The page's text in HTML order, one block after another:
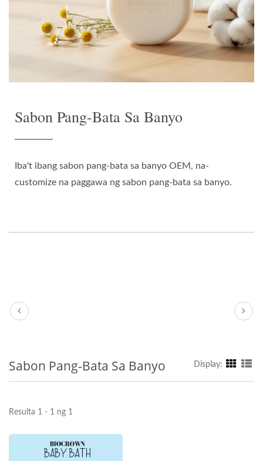
Sabon Pang-Bata Sa Banyo
Iba't ibang sabon pang-bata sa banyo OEM, na-
customize na paggawa ng sabon pang-bata sa banyo.
Sabon Pang-Bata Sa Banyo Display:
Resulta 1 - 1 ng 1